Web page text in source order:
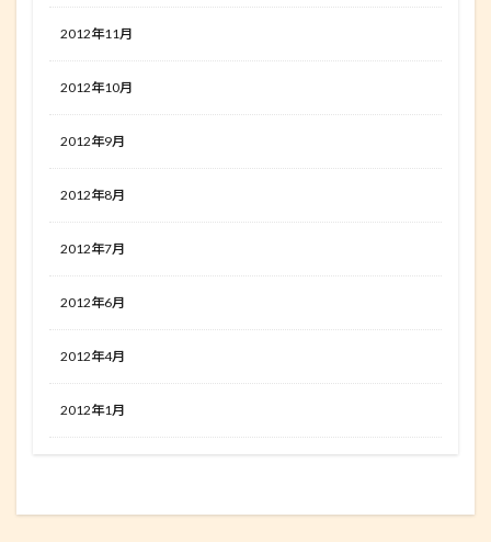
2012年11月
2012年10月
2012年9月
2012年8月
2012年7月
2012年6月
2012年4月
2012年1月